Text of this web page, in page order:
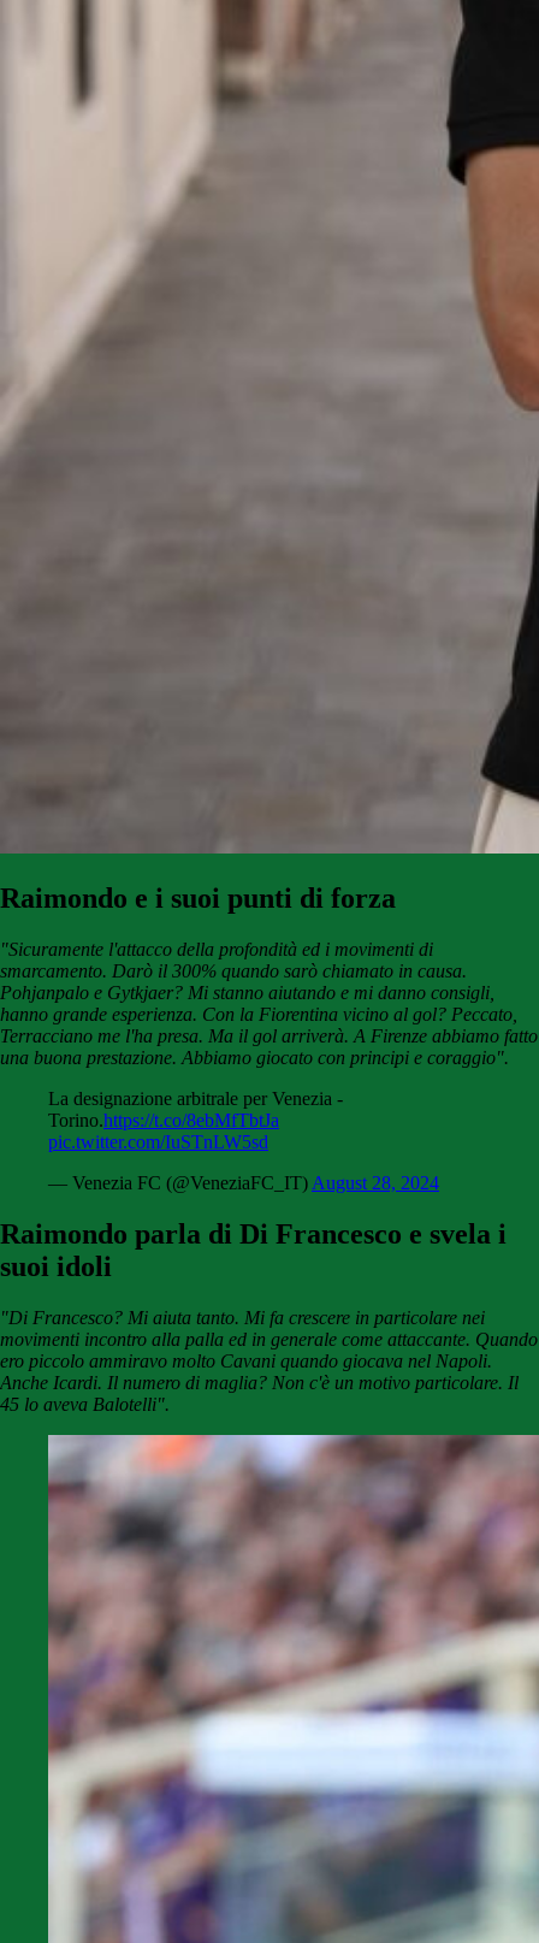
Raimondo e i suoi punti di forza
"Sicuramente l'attacco della profondità ed i movimenti di
smarcamento. Darò il 300% quando sarò chiamato in causa.
Pohjanpalo e Gytkjaer? Mi stanno aiutando e mi danno consigli,
hanno grande esperienza. Con la Fiorentina vicino al gol? Peccato,
Terracciano me l'ha presa. Ma il gol arriverà. A Firenze abbiamo fatto
una buona prestazione. Abbiamo giocato con principi e coraggio".
La designazione arbitrale per Venezia -
Torino.https://t.co/8ebMfTbtJa
pic.twitter.com/IuSTnLW5sd
— Venezia FC (@VeneziaFC_IT) August 28, 2024
Raimondo parla di Di Francesco e svela i
suoi idoli
"Di Francesco? Mi aiuta tanto. Mi fa crescere in particolare nei
movimenti incontro alla palla ed in generale come attaccante. Quando
ero piccolo ammiravo molto Cavani quando giocava nel Napoli.
Anche Icardi. Il numero di maglia? Non c'è un motivo particolare. Il
45 lo aveva Balotelli".